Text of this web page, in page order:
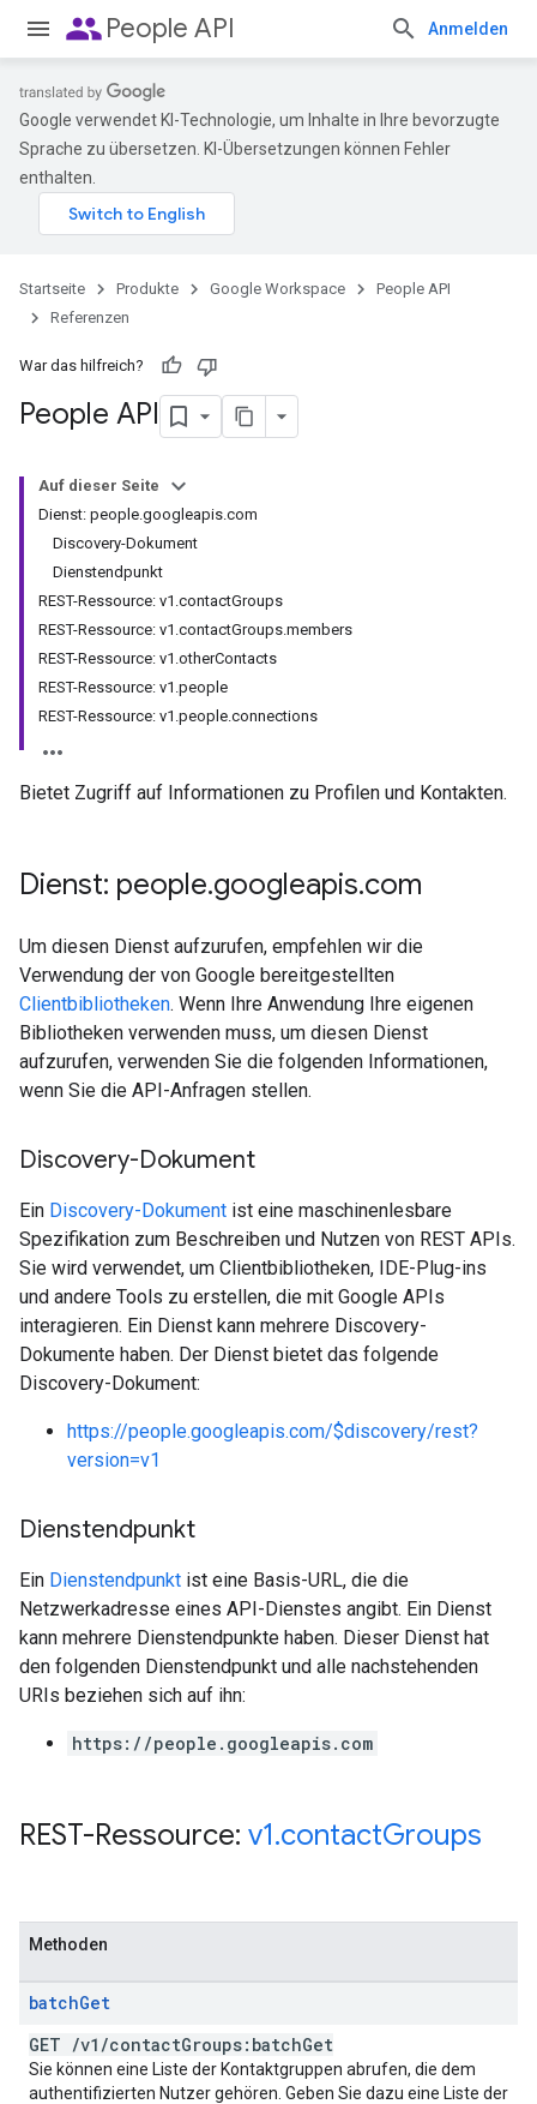
peoplePeople API Anmelden
Google verwendet KI-Technologie, um Inhalte in Ihre bevorzugte
Sprache zu übersetzen. KI-Übersetzungen können Fehler
enthalten.
Startseite Produkte Google Workspace
People API
Referenzen
War das hilfreich?
People API
Auf dieser Seite
Dienst: people.googleapis.com
Discovery-Dokument
Dienstendpunkt
REST-Ressource: v1.contactGroups
REST-Ressource: v1.contactGroups.members
REST-Ressource: v1.otherContacts
REST-Ressource: v1.people
REST-Ressource: v1.people.connections
Bietet Zugriff auf Informationen zu Profilen und Kontakten.
Dienst: people.googleapis.com
Um diesen Dienst aufzurufen, empfehlen wir die
Verwendung der von Google bereitgestellten
Clientbibliotheken. Wenn Ihre Anwendung Ihre eigenen
Bibliotheken verwenden muss, um diesen Dienst
aufzurufen, verwenden Sie die folgenden Informationen,
wenn Sie die API-Anfragen stellen.
Discovery-Dokument
Ein Discovery-Dokument ist eine maschinenlesbare
Spezifikation zum Beschreiben und Nutzen von REST APIs.
Sie wird verwendet, um Clientbibliotheken, IDE-Plug-ins
und andere Tools zu erstellen, die mit Google APIs
interagieren. Ein Dienst kann mehrere Discovery-
Dokumente haben. Der Dienst bietet das folgende
Discovery-Dokument:
https://people.googleapis.com/$discovery/rest?
version=v1
Dienstendpunkt
Ein Dienstendpunkt ist eine Basis-URL, die die
Netzwerkadresse eines API-Dienstes angibt. Ein Dienst
kann mehrere Dienstendpunkte haben. Dieser Dienst hat
den folgenden Dienstendpunkt und alle nachstehenden
URIs beziehen sich auf ihn:
https://people.googleapis.com
REST-Ressource: v1.contactGroups
Methoden
batchGet
GET /v1 /contactGroups:batchGet
Sie können eine Liste der Kontaktgruppen abrufen, die dem
authentifizierten Nutzer gehören. Geben Sie dazu eine Liste der